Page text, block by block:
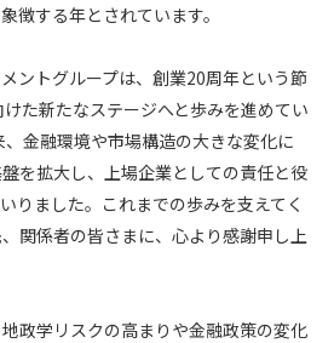
徴する年とされています。
ントグループは、創業20周年という節
た新たなステージへと歩みを進めてい
金融環境や市場構造の大きな変化に
を拡大し、上場企業としての責任と役
りました。これまでの歩みを支えてく
関係者の皆さまに、心より感謝申し上
政学リスクの高まりや金融政策の変化